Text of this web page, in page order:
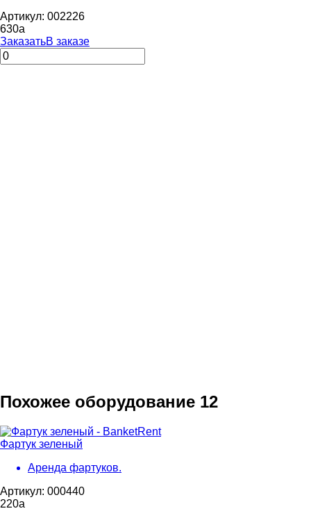
Артикул: 002226
630a
ЗаказатьВ заказе
Похожее оборудование 12
Фартук зеленый
Аренда фартуков.
Артикул: 000440
220a